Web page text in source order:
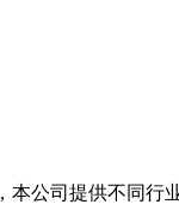
本公司提供不同行